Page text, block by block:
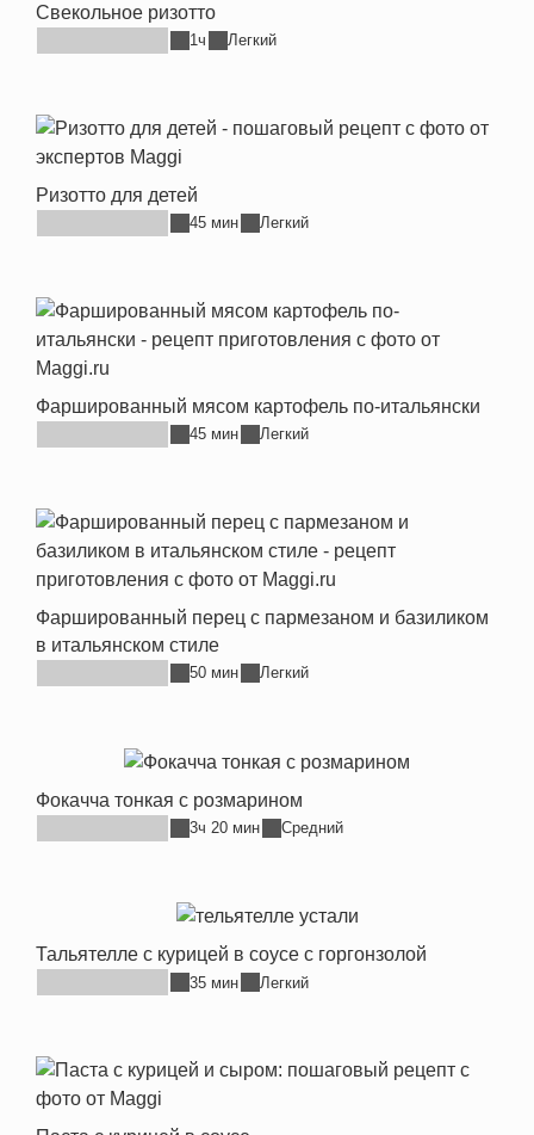
Свекольное ризотто
1ч Легкий
Ризотто для детей
45 мин Легкий
Фаршированный мясом картофель по-итальянски
45 мин Легкий
Фаршированный перец с пармезаном и базиликом
в итальянском стиле
50 мин Легкий
Фокачча тонкая с розмарином
3ч 20 мин Средний
Тальятелле с курицей в соусе с горгонзолой
35 мин Легкий